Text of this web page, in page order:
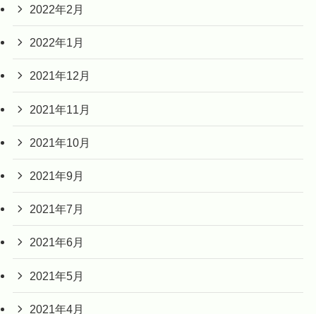
2022年2月
2022年1月
2021年12月
2021年11月
2021年10月
2021年9月
2021年7月
2021年6月
2021年5月
2021年4月